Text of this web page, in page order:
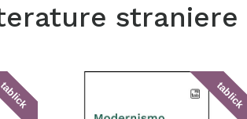
straniere
tablick